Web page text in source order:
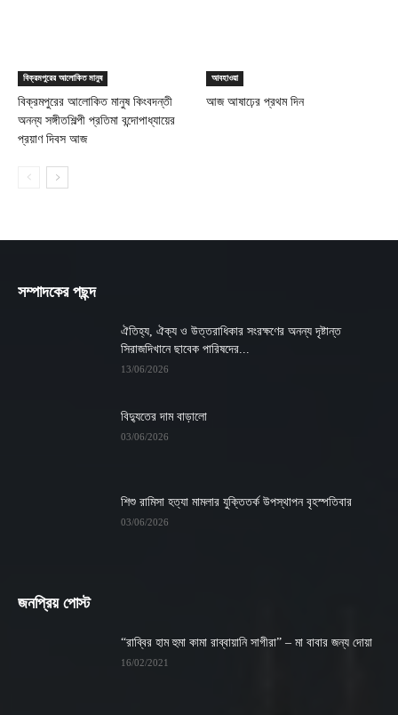
বিক্রমপুরের আলোকিত মানুষ
বিক্রমপুরের আলোকিত মানুষ কিংবদন্তী
অনন্য সঙ্গীতশিল্পী প্রতিমা বন্দোপাধ্যায়ের
প্রয়াণ দিবস আজ
আবহাওয়া
আজ আষাঢ়ের প্রথম দিন
সম্পাদকের পছন্দ
ঐতিহ্য, ঐক্য ও উত্তরাধিকার সংরক্ষণের অনন্য দৃষ্টান্ত
সিরাজদিখানে ছাবেক পারিষদের...
13/06/2026
বিদ্যুতের দাম বাড়ালো
03/06/2026
শিশু রামিসা হত্যা মামলার যুক্তিতর্ক উপস্থাপন বৃহস্পতিবার
03/06/2026
জনপ্রিয় পোস্ট
“রাব্বির হাম হুমা কামা রাব্বায়ানি সাগীরা” – মা বাবার জন্য দোয়া
16/02/2021